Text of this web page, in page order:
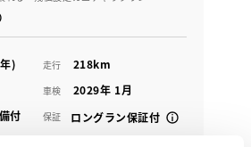
) 走行 218km
車検 2029年 1月
付 保証 ロングラン保証付